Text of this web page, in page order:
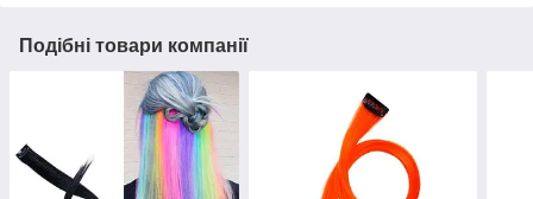
Подібні товари компанії